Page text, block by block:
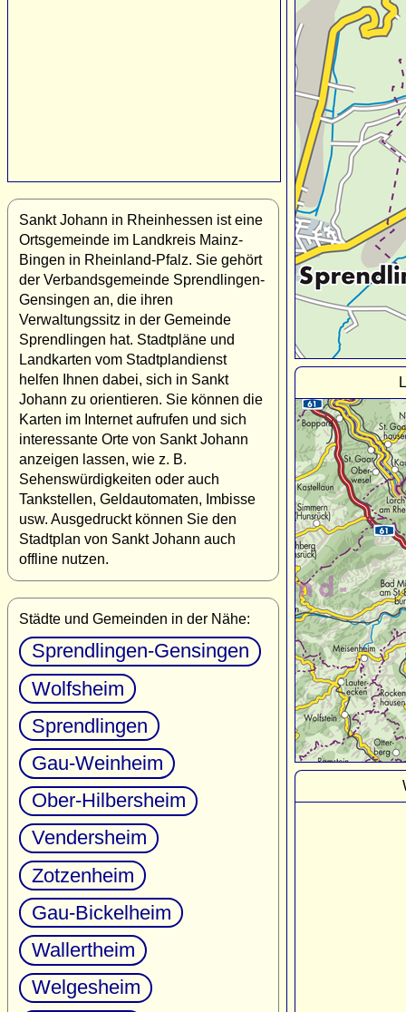
Sankt Johann in Rheinhessen ist eine
Ortsgemeinde im Landkreis Mainz-
Bingen in Rheinland-Pfalz. Sie gehört
der Verbandsgemeinde Sprendlingen-
Gensingen an, die ihren
Verwaltungssitz in der Gemeinde
Sprendlingen hat. Stadtpläne und
Landkarten vom Stadtplandienst
helfen Ihnen dabei, sich in Sankt
Johann zu orientieren. Sie können die
Karten im Internet aufrufen und sich
interessante Orte von Sankt Johann
anzeigen lassen, wie z. B.
Sehenswürdigkeiten oder auch
Tankstellen, Geldautomaten, Imbisse
usw. Ausgedruckt können Sie den
Stadtplan von Sankt Johann auch
offline nutzen.
Städte und Gemeinden in der Nähe:
Sprendlingen-Gensingen
Wolfsheim
Sprendlingen
Gau-Weinheim
Ober-Hilbersheim
Vendersheim
Zotzenheim
Gau-Bickelheim
Wallertheim
Welgesheim